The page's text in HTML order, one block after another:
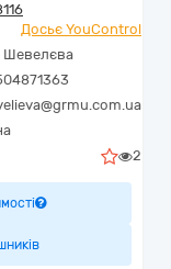
Досьє YouControl
Шевелєва
2